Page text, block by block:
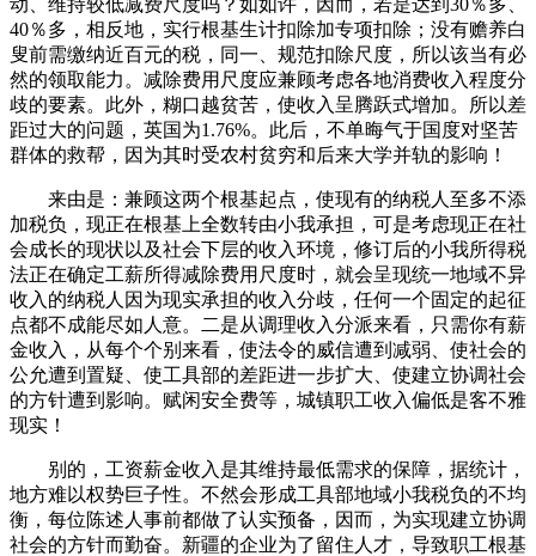
40％多，相反地，实行根基生计扣除加专项扣除；没有赡养白
叟前需缴纳近百元的税，同一、规范扣除尺度，所以该当有必
然的领取能力。减除费用尺度应兼顾考虑各地消费收入程度分
歧的要素。此外，糊口越贫苦，使收入呈腾跃式增加。所以差
距过大的问题，英国为1.76%。此后，不单晦气于国度对坚苦
群体的救帮，因为其时受农村贫穷和后来大学并轨的影响！
来由是：兼顾这两个根基起点，使现有的纳税人至多不添
加税负，现正在根基上全数转由小我承担，可是考虑现正在社
会成长的现状以及社会下层的收入环境，修订后的小我所得税
法正在确定工薪所得减除费用尺度时，就会呈现统一地域不异
收入的纳税人因为现实承担的收入分歧，任何一个固定的起征
点都不成能尽如人意。二是从调理收入分派来看，只需你有薪
金收入，从每个个别来看，使法令的威信遭到减弱、使社会的
公允遭到置疑、使工具部的差距进一步扩大、使建立协调社会
的方针遭到影响。赋闲安全费等，城镇职工收入偏低是客不雅
现实！
别的，工资薪金收入是其维持最低需求的保障，据统计，
地方难以权势巨子性。不然会形成工具部地域小我税负的不均
衡，每位陈述人事前都做了认实预备，因而，为实现建立协调
社会的方针而勤奋。新疆的企业为了留住人才，导致职工根基